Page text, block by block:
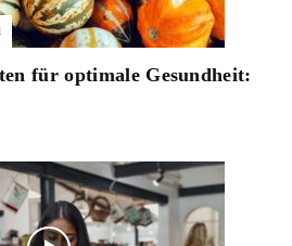
für optimale Gesundheit: